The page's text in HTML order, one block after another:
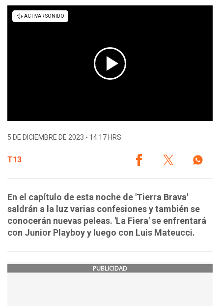
5 DE DICIEMBRE DE 2023 - 14:17 HRS.
T13
En el capítulo de esta noche de 'Tierra Brava'
saldrán a la luz varias confesiones y también se
conocerán nuevas peleas. 'La Fiera' se enfrentará
con Junior Playboy y luego con Luis Mateucci.
PUBLICIDAD